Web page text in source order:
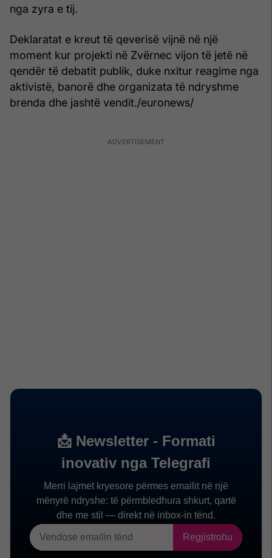
nga zyra e tij.
Deklaratat e kreut të qeverisë vijnë në një
moment kur projekti në Zvërnec vijon të jetë në
qendër të debatit publik, duke nxitur reagime nga
aktivistë, banorë dhe organizata të ndryshme
brenda dhe jashtë vendit./euronews/